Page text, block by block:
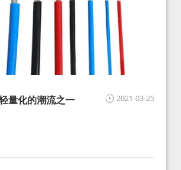
2021-03-25
量化的潮流之一